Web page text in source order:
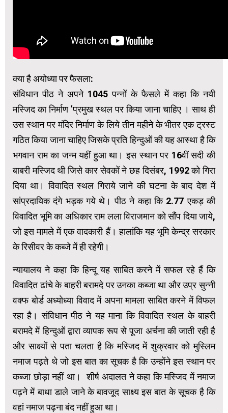
क्या है अयोध्या पर फैसला:
संविधान पीठ ने अपने 1045 पन्नों के फैसले में कहा कि नयी
मस्जिद का निर्माण ‘प्रमुख स्थल पर किया जाना चाहिए । साथ ही
उस स्थान पर मंदिर निर्माण के लिये तीन महीने के भीतर एक ट्रस्ट
गठित किया जाना चाहिए जिसके प्रति हिन्दुओं की यह आस्था है कि
भगवान राम का जन्म यहीं हुआ था। इस स्थान पर 16वीं सदी की
बाबरी मस्जिद थी जिसे कार सेवकों ने छह दिसंबर, 1992 को गिरा
दिया था। विवादित स्थल गिराये जाने की घटना के बाद देश में
सांप्रदायिक दंगे भड़क गये थे। पीठ ने कहा कि 2.77 एकड़ की
विवादित भूमि का अधिकार राम लला विराजमान को सौंप दिया जाये,
जो इस मामले में एक वादकारी हैं। हालांकि यह भूमि केन्द्र सरकार
के रिसीवर के कब्जे में ही रहेगी।
न्यायालय ने कहा कि हिन्दू यह साबित करने में सफल रहे हैं कि
विवादित ढांचे के बाहरी बरामदे पर उनका कब्जा था और उप्र सुन्नी
वक्फ बोर्ड अध्योध्या विवाद में अपना मामला साबित करने में विफल
रहा है। संविधान पीठ ने यह माना कि विवादित स्थल के बाहरी
बरामदे में हिन्दुओं द्वारा व्यापक रूप से पूजा अर्चना की जाती रही है
और साक्ष्यों से पता चलता है कि मस्जिद में शुक्रवार को मुस्लिम
नमाज पढ़ते थे जो इस बात का सूचक है कि उन्होंने इस स्थान पर
कब्जा छोड़ा नहीं था। शीर्ष अदालत ने कहा कि मस्जिद में नमाज
पढ़ने में बाधा डाले जाने के बावजूद साक्ष्य इस बात के सूचक है कि
वहां नमाज पढ़ना बंद नहीं हुआ था।